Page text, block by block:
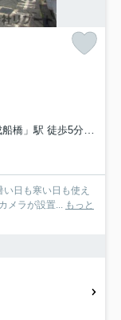
橋」駅 徒歩5分
日も寒い日も使え
メラが設置... もっと